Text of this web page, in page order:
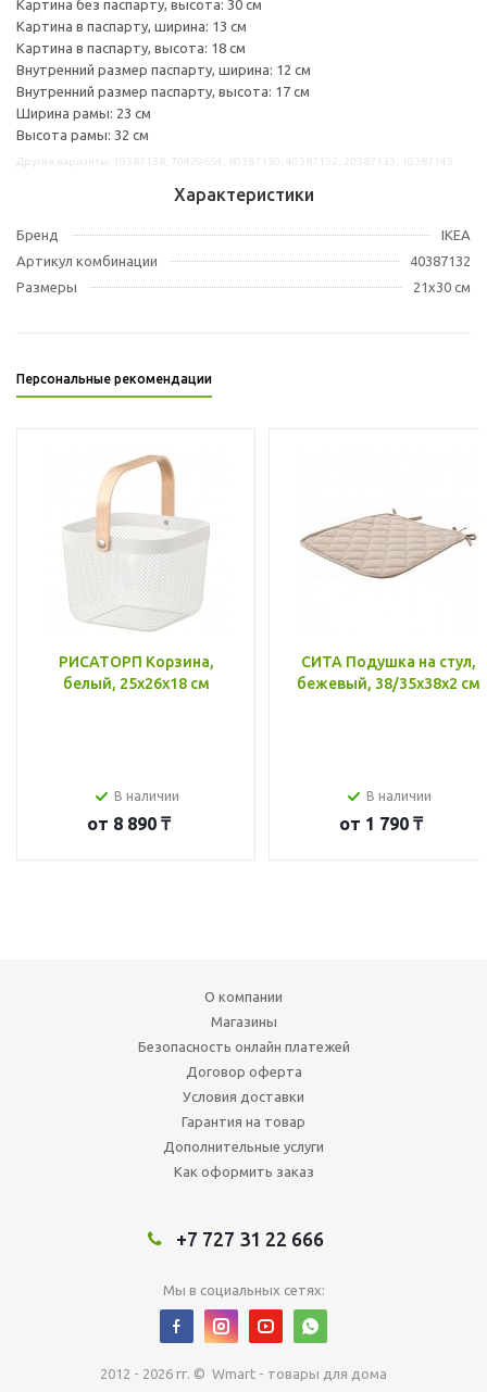
Картина без паспарту, высота: 30 см
Картина в паспарту, ширина: 13 см
Картина в паспарту, высота: 18 см
Внутренний размер паспарту, ширина: 12 см
Внутренний размер паспарту, высота: 17 см
Ширина рамы: 23 см
Высота рамы: 32 см
Характеристики
Бренд
IKEA
Артикул комбинации
40387132
Размеры
21x30 см
Персональные рекомендации
РИСАТОРП Корзина,
белый, 25x26x18 см
В наличии
от 8 890 ₸
СИТА Подушка на стул,
бежевый, 38/35x38x2 см
В наличии
от 1 790 ₸
О компании
Магазины
Безопасность онлайн платежей
Договор оферта
Условия доставки
Гарантия на товар
Дополнительные услуги
Как оформить заказ
+7 727 31 22 666
Мы в социальных сетях:
2012 - 2026 гг. © Wmart - товары для дома